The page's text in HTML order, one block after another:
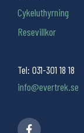
Tel: 031-301 18 18
info@evertrek.se
Cykeluthyrning
Resevillkor